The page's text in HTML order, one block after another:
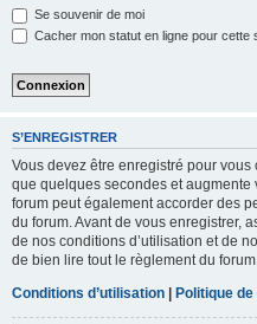
Se souvenir de moi
Cacher mon statut en ligne pour cette
S’ENREGISTRER
Vous devez être enregistré pour vous
que quelques secondes et augmente
forum peut également accorder des
du forum. Avant de vous enregistrer,
de nos conditions d’utilisation et de
de bien lire tout le règlement du forum.
Conditions d’utilisation | Politique